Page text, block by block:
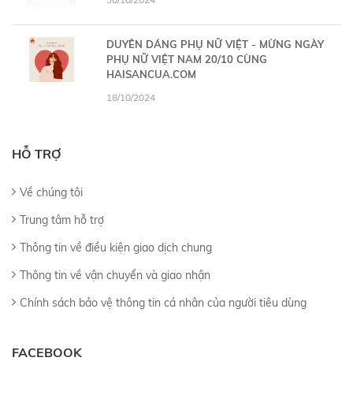
DUYÊN DÁNG PHỤ NỮ VIỆT - MỪNG NGÀY
PHỤ NỮ VIỆT NAM 20/10 CÙNG
HAISANCUA.COM
18/10/2024
HỖ TRỢ
Về chúng tôi
Trung tâm hỗ trợ
Thông tin về điều kiện giao dịch chung
Thông tin về vận chuyển và giao nhận
Chính sách bảo vệ thông tin cá nhân của người tiêu dùng
FACEBOOK